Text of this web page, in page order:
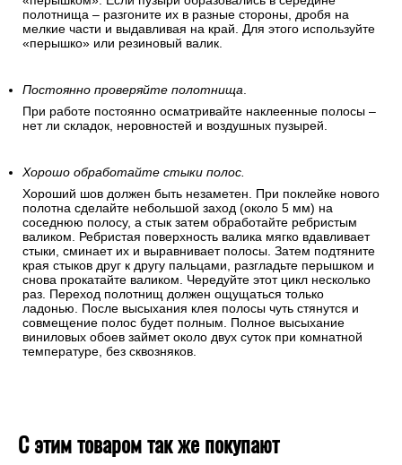
полотнища – разгоните их в разные стороны, дробя на
мелкие части и выдавливая на край. Для этого используйте
«перышко» или резиновый валик.
Постоянно проверяйте полотнища.
При работе постоянно осматривайте наклеенные полосы –
нет ли складок, неровностей и воздушных пузырей.
Хорошо обработайте стыки полос.
Хороший шов должен быть незаметен. При поклейке нового
полотна сделайте небольшой заход (около 5 мм) на
соседнюю полосу, а стык затем обработайте ребристым
валиком. Ребристая поверхность валика мягко вдавливает
стыки, сминает их и выравнивает полосы. Затем подтяните
края стыков друг к другу пальцами, разгладьте перышком и
снова прокатайте валиком. Чередуйте этот цикл несколько
раз. Переход полотнищ должен ощущаться только
ладонью. После высыхания клея полосы чуть стянутся и
совмещение полос будет полным. Полное высыхание
виниловых обоев займет около двух суток при комнатной
температуре, без сквозняков.
С этим товаром так же покупают